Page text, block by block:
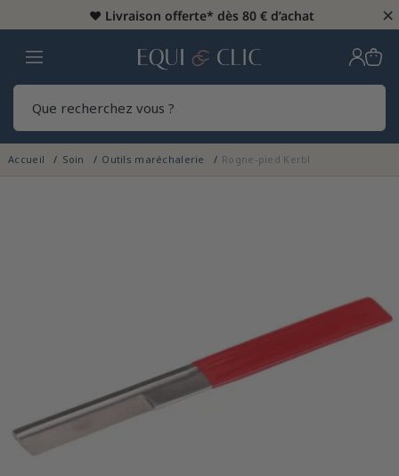
♥️ Livraison offerte* dès 80 € d’achat ×
Home
Accueil Soin Outils maréchalerie Rogne-pied Kerbl